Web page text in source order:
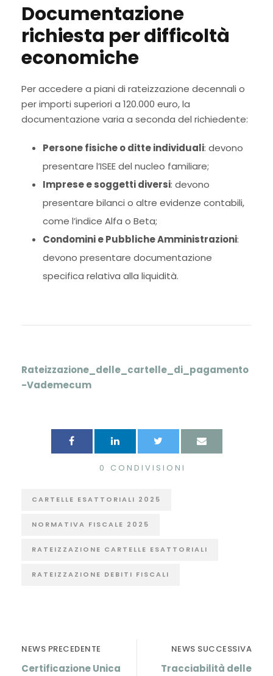
Documentazione
richiesta per difficoltà
economiche
Per accedere a piani di rateizzazione decennali o
per importi superiori a 120.000 euro, la
documentazione varia a seconda del richiedente:
Persone fisiche o ditte individuali: devono
presentare l’ISEE del nucleo familiare;
Imprese e soggetti diversi: devono
presentare bilanci o altre evidenze contabili,
come l’indice Alfa o Beta;
Condomini e Pubbliche Amministrazioni:
devono presentare documentazione
specifica relativa alla liquidità.
Rateizzazione_delle_cartelle_di_pagamento
-Vademecum
0 CONDIVISIONI
CARTELLE ESATTORIALI 2025
NORMATIVA FISCALE 2025
RATEIZZAZIONE CARTELLE ESATTORIALI
RATEIZZAZIONE DEBITI FISCALI
NEWS PRECEDENTE
Certificazione Unica
NEWS SUCCESSIVA
Tracciabilità delle